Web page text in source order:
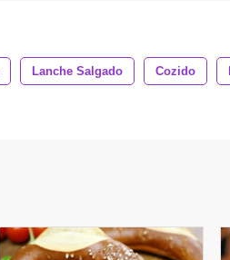
Lanche Salgado Cozido